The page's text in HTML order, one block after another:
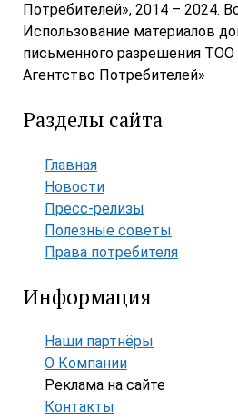
Потребителей», 2014 – 2024.
Использование материалов
письменного разрешения
Агентство Потребителей»
Разделы сайта
Главная
Новости
Пресс-релизы
Полезные советы
Права потребителя
Информация
Наши партнёры
О Компании
Реклама на сайте
Контакты